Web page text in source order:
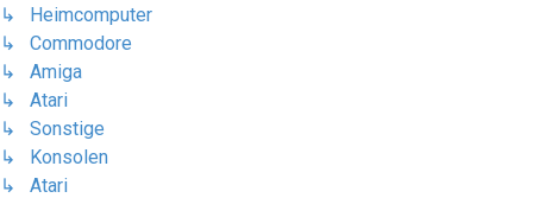
↳ Heimcomputer
↳ Commodore
↳ Amiga
↳ Atari
↳ Sonstige
↳ Konsolen
↳ Atari